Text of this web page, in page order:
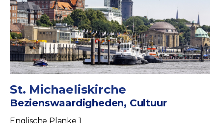
St. Michaeliskirche
Bezienswaardigheden, Cultuur
Englische Planke 1